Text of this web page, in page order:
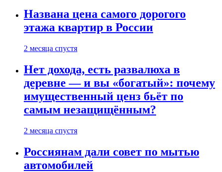
Названа цена самого дорогого
этажа квартир в России
2 месяца спустя
Нет дохода, есть развалюха в
деревне — и вы «богатый»: почему
имущественный ценз бьёт по
самым незащищённым?
2 месяца спустя
Россиянам дали совет по мытью
автомобилей